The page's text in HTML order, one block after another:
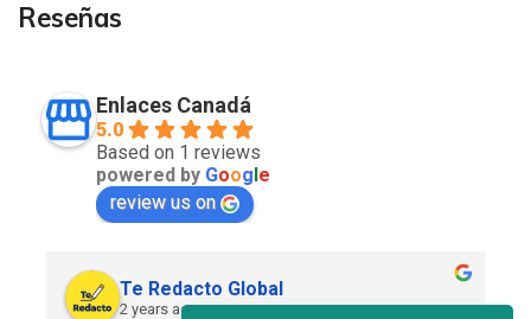
Reseñas
Enlaces Canadá
5.0
Based on 1 reviews
powered by Google
review us on
Te Redacto Global
2 years ago